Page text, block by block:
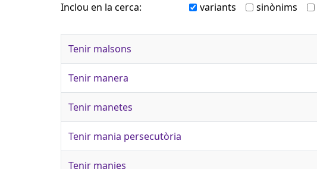
Inclou en la cerca: variants sinònims
Tenir malsons
Tenir manera
Tenir manetes
Tenir mania persecutòria
Tenir manies